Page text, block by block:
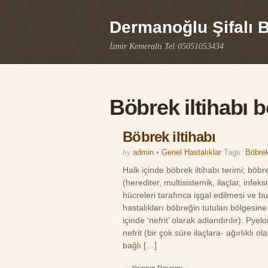
Dermanoğlu Şifalı
İzmir Kemeraltı Tel:05051053434
Böbrek iltihabı
Böbrek iltihabı
by admin • Genel Hastalıklar Tags:
Halk içinde böbrek iltihabı terimi;
(herediter, multisistemik, ilaçlar,
hücreleri tarafınca işgal edilmesi ve
hastalıkları böbreğin tutulan
içinde ‘nefrit’ olarak adlandırılır).
nefrit (bir çok süre ilaçlara- ağırlıklı
bağlı […]